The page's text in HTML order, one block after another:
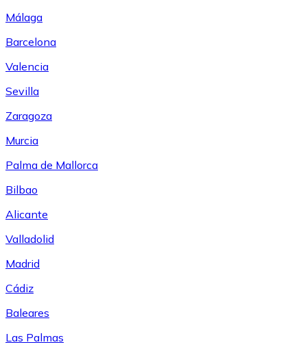
Málaga
Barcelona
Valencia
Sevilla
Zaragoza
Murcia
Palma de Mallorca
Bilbao
Alicante
Valladolid
Madrid
Cádiz
Baleares
Las Palmas